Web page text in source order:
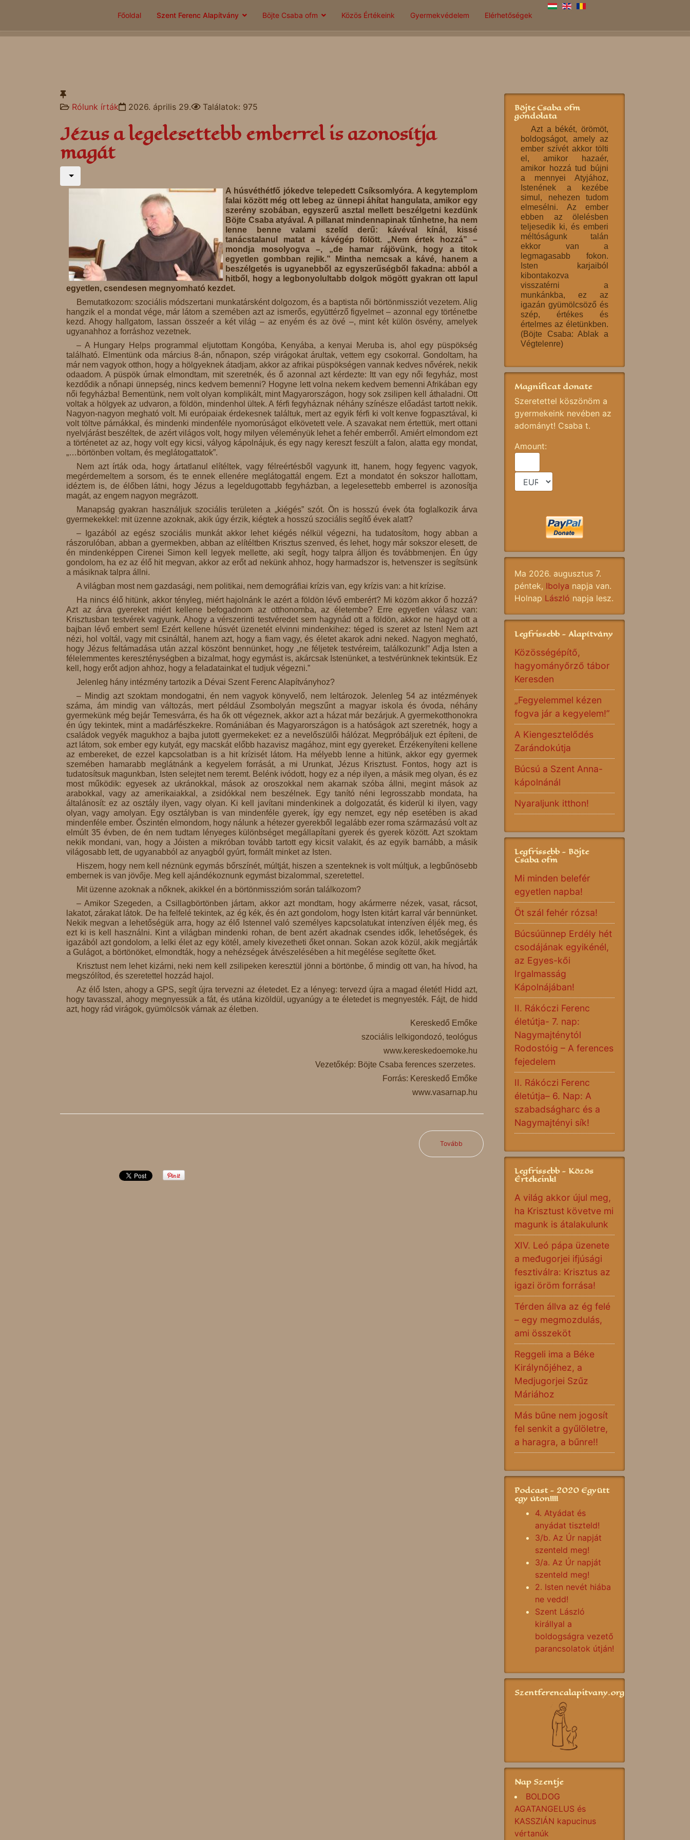
Főoldal Szent Ferenc Alapítvány Böjte Csaba ofm Közös Értékeink Gyermekvédelem Elérhetőségek
Rólunk írták 2026. április 29. Találatok: 975
Jézus a legelesettebb emberrel is azonosítja
magát
A húsvéthétfő jókedve telepedett Csíksomlyóra. A kegytemplom
falai között még ott lebeg az ünnepi áhítat hangulata, amikor egy
szerény szobában, egyszerű asztal mellett beszélgetni kezdünk
Böjte Csaba atyával. A pillanat mindennapinak tűnhetne, ha nem
lenne benne valami szelíd derű: kávéval kínál, kissé
tanácstalanul matat a kávégép fölött. „Nem értek hozzá” –
mondja mosolyogva –, „de hamar rájövünk, hogy a titok
egyetlen gombban rejlik.” Mintha nemcsak a kávé, hanem a
beszélgetés is ugyanebből az egyszerűségből fakadna: abból a
hitből, hogy a legbonyolultabb dolgok mögött gyakran ott lapul
egyetlen, csendesen megnyomható kezdet.
Bemutatkozom: szociális módszertani munkatársként dolgozom, és a baptista női börtönmissziót vezetem. Alig
hangzik el a mondat vége, már látom a szemében azt az ismerős, együttérző figyelmet – azonnal egy történetbe
kezd. Ahogy hallgatom, lassan összeér a két világ – az enyém és az övé –, mint két külön ösvény, amelyek
ugyanahhoz a forráshoz vezetnek.
– A Hungary Helps programmal eljutottam Kongóba, Kenyába, a kenyai Meruba is, ahol egy püspökség
található. Elmentünk oda március 8-án, nőnapon, szép virágokat árultak, vettem egy csokorral. Gondoltam, ha
már nem vagyok otthon, hogy a hölgyeknek átadjam, akkor az afrikai püspökségen vannak kedves nővérek, nekik
odaadom. A püspök úrnak elmondtam, mit szeretnék, és ő azonnal azt kérdezte: Itt van egy női fegyház, most
kezdődik a nőnapi ünnepség, nincs kedvem bemenni? Hogyne lett volna nekem kedvem bemenni Afrikában egy
női fegyházba! Bementünk, nem volt olyan komplikált, mint Magyarországon, hogy sok zsilipen kell áthaladni. Ott
voltak a hölgyek az udvaron, a földön, mindenhol ültek. A férfi fegyháznak néhány színésze előadást tartott nekik.
Nagyon-nagyon megható volt. Mi európaiak érdekesnek találtuk, mert az egyik férfi ki volt kenve fogpasztával, ki
volt töltve párnákkal, és mindenki mindenféle nyomorúságot elkövetett vele. A szavakat nem értettük, mert ottani
nyelvjárást beszéltek, de azért világos volt, hogy milyen véleményük lehet a fehér emberről. Amiért elmondom ezt
a történetet az az, hogy volt egy kicsi, vályog kápolnájuk, és egy nagy kereszt feszült a falon, alatta egy mondat,
„…börtönben voltam, és meglátogattatok”.
Nem azt írták oda, hogy ártatlanul elítéltek, vagy félreértésből vagyunk itt, hanem, hogy fegyenc vagyok,
megérdemeltem a sorsom, és te ennek ellenére meglátogattál engem. Ezt a mondatot én sokszor hallottam,
idéztem is, de élőben látni, hogy Jézus a legeldugottabb fegyházban, a legelesettebb emberrel is azonosítja
magát, az engem nagyon megrázott.
Manapság gyakran használjuk szociális területen a „kiégés” szót. Ön is hosszú évek óta foglalkozik árva
gyermekekkel: mit üzenne azoknak, akik úgy érzik, kiégtek a hosszú szociális segítő évek alatt?
– Igazából az egész szociális munkát akkor lehet kiégés nélkül végezni, ha tudatosítom, hogy abban a
rászorulóban, abban a gyermekben, abban az elítéltben Krisztus szenved, és lehet, hogy már sokszor elesett, de
én mindenképpen Cirenei Simon kell legyek mellette, aki segít, hogy talpra álljon és továbbmenjen. Én úgy
gondolom, ha ez az élő hit megvan, akkor az erőt ad nekünk ahhoz, hogy harmadszor is, hetvenszer is segítsünk
a másiknak talpra állni.
A világban most nem gazdasági, nem politikai, nem demográfiai krízis van, egy krízis van: a hit krízise.
Ha nincs élő hitünk, akkor tényleg, miért hajolnánk le azért a földön lévő emberért? Mi közöm akkor ő hozzá?
Azt az árva gyereket miért kellene befogadnom az otthonomba, az életembe? Erre egyetlen válasz van:
Krisztusban testvérek vagyunk. Ahogy a vérszerinti testvéredet sem hagynád ott a földön, akkor ne hagyd ott a
bajban lévő embert sem! Ezért kellene húsvét üzenetét elvinni mindenkihez: téged is szeret az Isten! Nem azt
nézi, hol voltál, vagy mit csináltál, hanem azt, hogy a fiam vagy, és életet akarok adni neked. Nagyon megható,
hogy Jézus feltámadása után azzal köszönt bennünket, hogy „ne féljetek testvéreim, találkozunk!” Adja Isten a
félelemmentes kereszténységben a bizalmat, hogy egymást is, akárcsak Istenünket, a testvérünknek tekintsük. Ez
kell, hogy erőt adjon ahhoz, hogy a feladatainkat el tudjuk végezni.”
Jelenleg hány intézmény tartozik a Dévai Szent Ferenc Alapítványhoz?
– Mindig azt szoktam mondogatni, én nem vagyok könyvelő, nem leltározok. Jelenleg 54 az intézmények
száma, ám mindig van változás, mert például Zsombolyán megszűnt a magyar iskola és óvoda, néhány
gyermekünk még bejár Temesvárra, és ha ők ott végeznek, akkor azt a házat már bezárjuk. A gyermekotthonokra
én úgy tekintek, mint a madárfészkekre. Romániában és Magyarországon is a hatóságok azt szeretnék, hogy a
családok vegyék magukhoz a bajba jutott gyermekeket: ez a nevelőszülői hálózat. Megpróbáljuk ezt építeni, de
azt látom, sok ember egy kutyát, egy macskát előbb hazavisz magához, mint egy gyereket. Érzékenyíteni kellene
az embereket, de ezzel kapcsolatban is a hit krízisét látom. Ha mélyebb lenne a hitünk, akkor egy gyermek
szemében hamarabb meglátnánk a kegyelem forrását, a mi Urunkat, Jézus Krisztust. Fontos, hogy azt is
tudatosítsuk magunkban, Isten selejtet nem teremt. Belénk ivódott, hogy ez a nép ilyen, a másik meg olyan, és ez
most működik: egyesek az ukránokkal, mások az oroszokkal nem akarnak szóba állni, megint mások az
arabokkal, vagy az amerikaiakkal, a zsidókkal nem beszélnek. Egy tanító néni legrosszabb mondata, ha
általánosít: ez az osztály ilyen, vagy olyan. Ki kell javítani mindenkinek a dolgozatát, és kiderül ki ilyen, vagy
olyan, vagy amolyan. Egy osztályban is van mindenféle gyerek, így egy nemzet, egy nép esetében is akad
mindenféle ember. Őszintén elmondom, hogy nálunk a hétezer gyerekből legalább ezer roma származású volt az
elmúlt 35 évben, de én nem tudtam lényeges különbséget megállapítani gyerek és gyerek között. Azt szoktam
nekik mondani, van, hogy a Jóisten a mikróban tovább tartott egy kicsit valakit, és az egyik barnább, a másik
világosabb lett, de ugyanabból az anyagból gyúrt, formált minket az Isten.
Hiszem, hogy nem kell néznünk egymás bőrszínét, múltját, hiszen a szenteknek is volt múltjuk, a legbűnösebb
embernek is van jövője. Meg kell ajándékoznunk egymást bizalommal, szeretettel.
Mit üzenne azoknak a nőknek, akikkel én a börtönmisszióm során találkozom?
– Amikor Szegeden, a Csillagbörtönben jártam, akkor azt mondtam, hogy akármerre nézek, vasat, rácsot,
lakatot, zárakat látok. De ha felfelé tekintek, az ég kék, és én azt gondolom, hogy Isten kitárt karral vár bennünket.
Nekik megvan a lehetőségük arra, hogy az élő Istennel való személyes kapcsolatukat intenzíven éljék meg, és
ezt ki is kell használni. Kint a világban mindenki rohan, de bent azért akadnak csendes idők, lehetőségek, és
igazából azt gondolom, a lelki élet az egy kötél, amely kivezetheti őket onnan. Sokan azok közül, akik megjárták
a Gulágot, a börtönöket, elmondták, hogy a nehézségek átvészelésében a hit megélése segítette őket.
Krisztust nem lehet kizárni, neki nem kell zsilipeken keresztül jönni a börtönbe, ő mindig ott van, ha hívod, ha
megszólítod, és szeretettel hozzád hajol.
Az élő Isten, ahogy a GPS, segít újra tervezni az életedet. Ez a lényeg: tervezd újra a magad életét! Hidd azt,
hogy tavasszal, ahogy megnyessük a fát, és utána kizöldül, ugyanúgy a te életedet is megnyesték. Fájt, de hidd
azt, hogy rád virágok, gyümölcsök várnak az életben.
Kereskedő Emőke
szociális lelkigondozó, teológus
www.kereskedoemoke.hu
Vezetőkép: Böjte Csaba ferences szerzetes.
Forrás: Kereskedő Emőke
www.vasarnap.hu
Tovább
Böjte Csaba ofm
gondolata
Azt a békét, örömöt,
boldogságot, amely az
ember szívét akkor tölti
el, amikor hazaér,
amikor hozzá tud bújni
a mennyei Atyjához,
Istenének a kezébe
simul, nehezen tudom
elmesélni. Az ember
ebben az ölelésben
teljesedik ki, és emberi
méltóságunk talán
ekkor van a
legmagasabb fokon.
Isten karjaiból
kibontakozva
visszatérni a
munkánkba, ez az
igazán gyümölcsöző és
szép, értékes és
értelmes az életünkben.
(Böjte Csaba: Ablak a
Végtelenre)
Magnificat donate
Szeretettel köszönöm a
gyermekeink nevében az
adományt! Csaba t.
Amount:
Ma 2026. augusztus 7.
péntek, Ibolya napja van.
Holnap László napja lesz.
Legfrissebb - Alapítvány
Közösségépítő,
hagyományőrző tábor
Keresden
„Fegyelemmel kézen
fogva jár a kegyelem!”
A Kiengesztelődés
Zarándokútja
Búcsú a Szent Anna-
kápolnánál
Nyaraljunk itthon!
Legfrissebb - Böjte
Csaba ofm
Mi minden belefér
egyetlen napba!
Öt szál fehér rózsa!
Búcsúünnep Erdély hét
csodájának egyikénél,
az Egyes-kői
Irgalmasság
Kápolnájában!
II. Rákóczi Ferenc
életútja- 7. nap:
Nagymajténytól
Rodostóig – A ferences
fejedelem
II. Rákóczi Ferenc
életútja– 6. Nap: A
szabadságharc és a
Nagymajtényi sík!
Legfrissebb - Közös
Értékeink!
A világ akkor újul meg,
ha Krisztust követve mi
magunk is átalakulunk
XIV. Leó pápa üzenete
a međugorjei ifjúsági
fesztiválra: Krisztus az
igazi öröm forrása!
Térden állva az ég felé
– egy megmozdulás,
ami összeköt
Reggeli ima a Béke
Királynőjéhez, a
Medjugorjei Szűz
Máriához
Más bűne nem jogosít
fel senkit a gyűlöletre,
a haragra, a bűnre!!
Podcast - 2020 Együtt
egy úton!!!!
4. Atyádat és
anyádat tiszteld!
3/b. Az Úr napját
szenteld meg!
3/a. Az Úr napját
szenteld meg!
2. Isten nevét hiába
ne vedd!
Szent László
királlyal a
boldogságra vezető
parancsolatok útján!
Szentferencalapitvany.org
Nap Szentje
BOLDOG
AGATANGELUS és
KASSZIÁN kapucinus
vértanúk